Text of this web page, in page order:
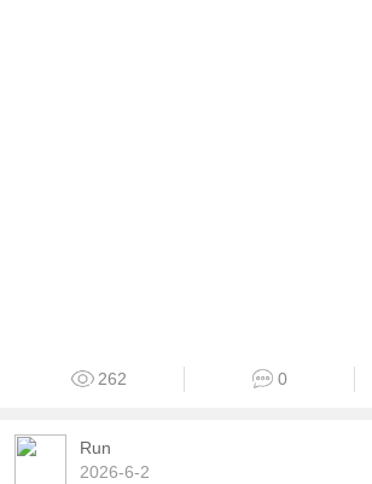
262 0
Run
2026-6-2